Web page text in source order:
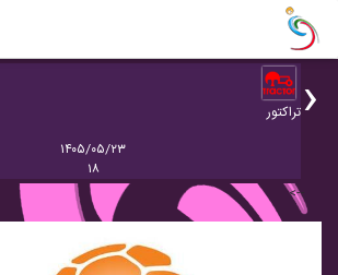
تراکتور
۱۴۰۵/۰۵/۲۳
۱۸
›
-->